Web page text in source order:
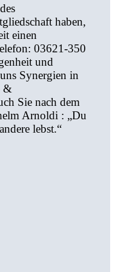
haben,
einen
03621-350
und
Synergien in
&
Sie nach dem
Arnoldi : „Du
lebst.“